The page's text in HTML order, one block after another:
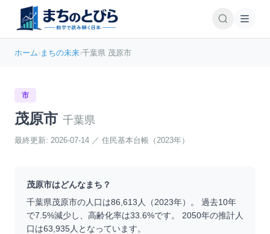
ホーム›まちの未来›千葉県 茂原市
市
茂原市 千葉県
最終更新: 2026-07-14 ／ 住民基本台帳（2023年）
茂原市はどんなまち？
千葉県茂原市の人口は86,613 人（2023年）。 過去10年
で7.5%減少し、高齢化率は33.6%です。 2050年の推計人
口は63,935人となっています。